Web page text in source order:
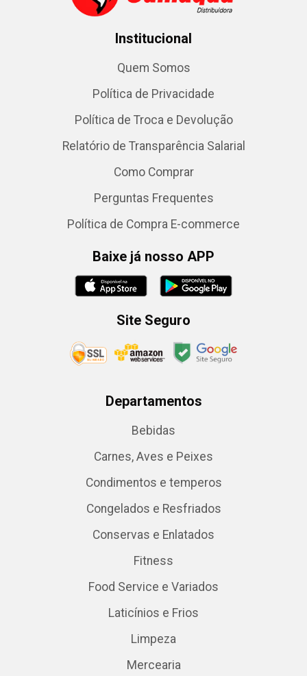
Institucional
Quem Somos
Política de Privacidade
Política de Troca e Devolução
Relatório de Transparência Salarial
Como Comprar
Perguntas Frequentes
Política de Compra E-commerce
Baixe já nosso APP
Site Seguro
Departamentos
Bebidas
Carnes, Aves e Peixes
Condimentos e temperos
Congelados e Resfriados
Conservas e Enlatados
Fitness
Food Service e Variados
Laticínios e Frios
Limpeza
Mercearia